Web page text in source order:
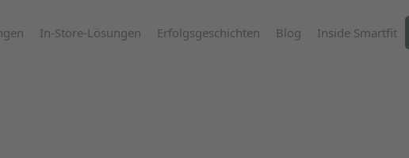
In-Store-Lösungen Erfolgsgeschichten Blog Inside Smartfit